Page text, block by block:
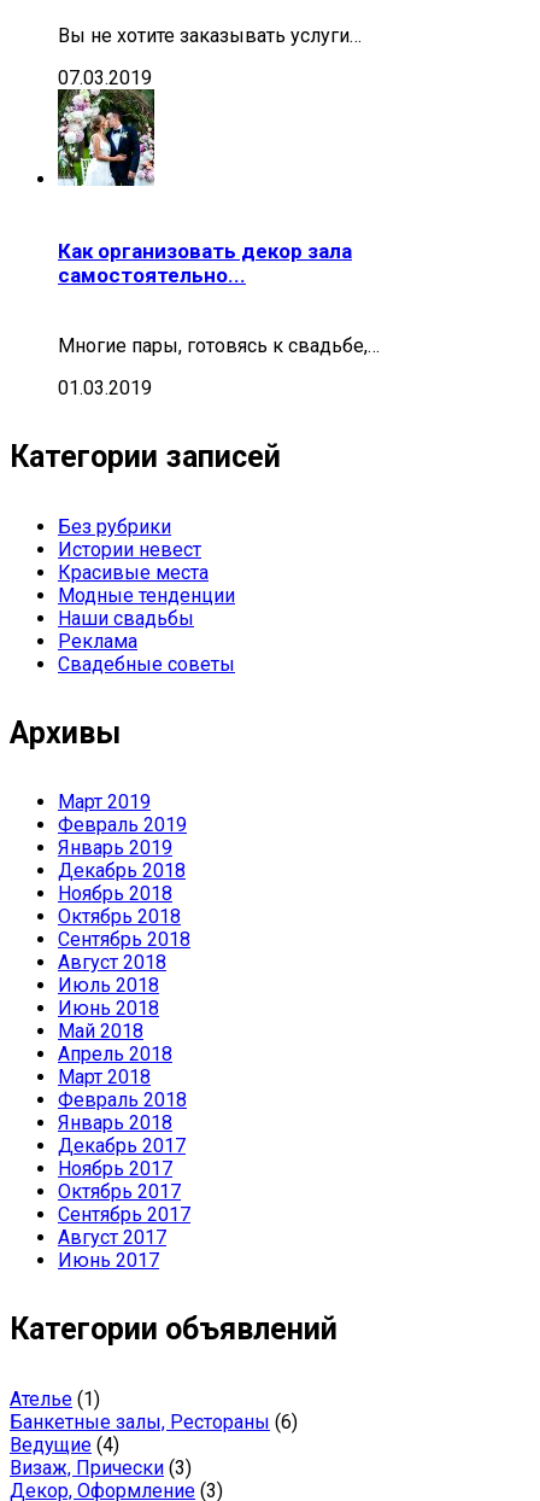
Вы не хотите заказывать услуги…
07.03.2019
Как организовать декор зала
самостоятельно...
Многие пары, готовясь к свадьбе,…
01.03.2019
Категории записей
Без рубрики
Истории невест
Красивые места
Модные тенденции
Наши свадьбы
Реклама
Свадебные советы
Архивы
Март 2019
Февраль 2019
Январь 2019
Декабрь 2018
Ноябрь 2018
Октябрь 2018
Сентябрь 2018
Август 2018
Июль 2018
Июнь 2018
Май 2018
Апрель 2018
Март 2018
Февраль 2018
Январь 2018
Декабрь 2017
Ноябрь 2017
Октябрь 2017
Сентябрь 2017
Август 2017
Июнь 2017
Категории объявлений
Ателье (1)
Банкетные залы, Рестораны (6)
Ведущие (4)
Визаж, Прически (3)
Декор, Оформление (3)